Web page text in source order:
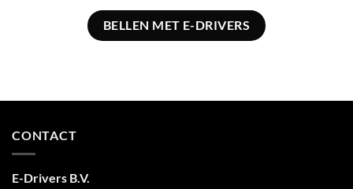
BELLEN MET E-DRIVERS
CONTACT
E-Drivers B.V.